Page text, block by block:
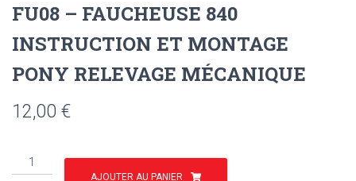
FU08 – FAUCHEUSE 840
INSTRUCTION ET MONTAGE
PONY RELEVAGE MÉCANIQUE
12,00 €
quantité
de
AJOUTER AU PANIER